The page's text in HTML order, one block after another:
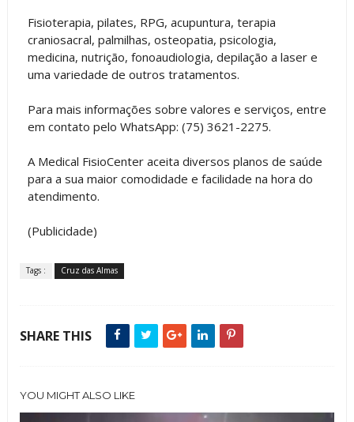
Fisioterapia, pilates, RPG, acupuntura, terapia
craniosacral, palmilhas, osteopatia, psicologia,
medicina, nutrição, fonoaudiologia, depilação a laser e
uma variedade de outros tratamentos.
Para mais informações sobre valores e serviços, entre
em contato pelo WhatsApp: (75) 3621-2275.
A Medical FisioCenter aceita diversos planos de saúde
para a sua maior comodidade e facilidade na hora do
atendimento.
(Publicidade)
Tags : Cruz das Almas
SHARE THIS
YOU MIGHT ALSO LIKE